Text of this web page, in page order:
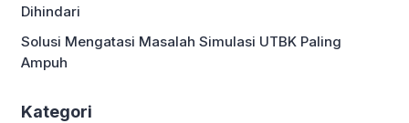
Dihindari
Solusi Mengatasi Masalah Simulasi UTBK Paling
Ampuh
Kategori